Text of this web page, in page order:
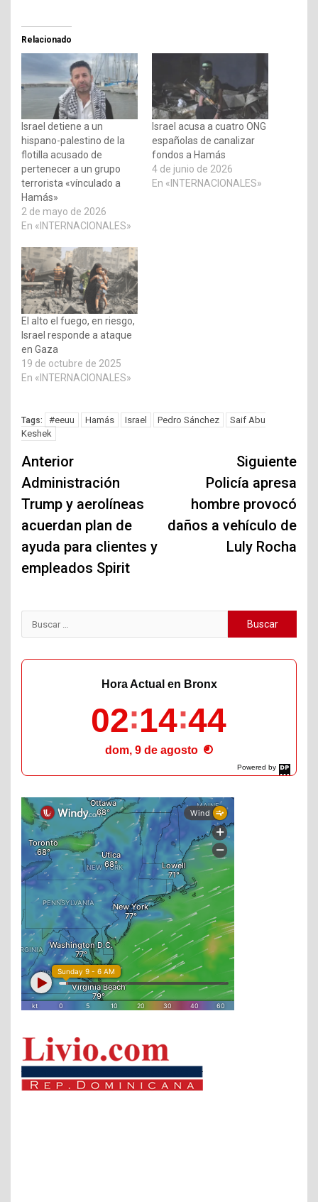
Relacionado
Israel detiene a un
hispano-palestino de la
flotilla acusado de
pertenecer a un grupo
terrorista «vínculado a
Hamás»
2 de mayo de 2026
En «INTERNACIONALES»
Israel acusa a cuatro ONG
españolas de canalizar
fondos a Hamás
4 de junio de 2026
En «INTERNACIONALES»
El alto el fuego, en riesgo,
Israel responde a ataque
en Gaza
19 de octubre de 2025
En «INTERNACIONALES»
Tags: #eeuu Hamás Israel Pedro Sánchez
Saif Abu
Keshek
Navegación
de
entradas
Anterior
Administración
Trump y aerolíneas
acuerdan plan de
ayuda para clientes y
empleados Spirit
Siguiente
Policía apresa
hombre provocó
daños a vehículo de
Luly Rocha
Buscar:
Powered by
DaysPedia.com
Hora Actual en Bronx
02 14 46
dom, 9 de agosto